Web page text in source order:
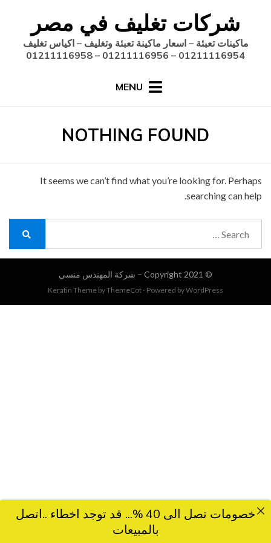
content
شركات تغليف في مصر
ماكينات تعبئة – اسعار ماكينة تعبئة وتغليف – اكياس تغليف
01211116954 – 01211116956 – 01211116958
MENU
NOTHING FOUND
It seems we can’t find what you’re looking for. Perhaps
searching can help.
© Copyright 2021 – شركة المهندس منسي
Keratin Theme byThemeCot ⋅ Powered byWordPress
خصومات تصل الى 40 %... قد توجد اخطاء ..اتصل
بالمبيعات